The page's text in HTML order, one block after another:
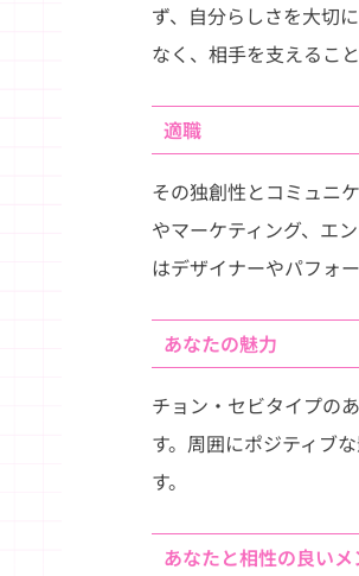
ず、自分らしさを大切
なく、相手を支えること
適職
その独創性とコミュニ
やマーケティング、エ
はデザイナーやパフォ
あなたの魅力
チョン・セビタイプの
す。周囲にポジティブ
す。
あなたと相性の良いメ